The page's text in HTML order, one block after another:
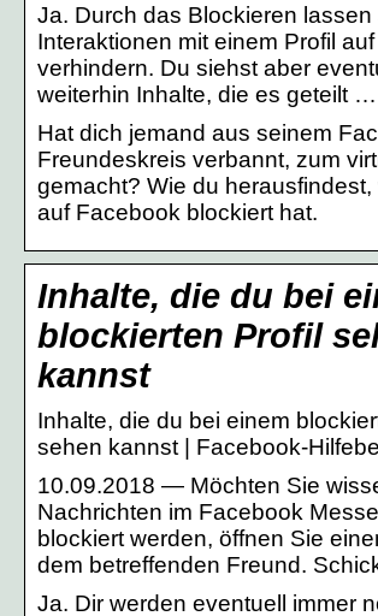
Ja. Durch das Blockieren lassen
Interaktionen mit einem Profil
verhindern. Du siehst aber
weiterhin Inhalte, die es geteilt …
Hat dich jemand aus seinem
Freundeskreis verbannt, zum
gemacht? Wie du herausfindest,
auf Facebook blockiert hat.
Inhalte, die du bei
blockierten Profil
kannst
Inhalte, die du bei einem
sehen kannst | Facebook-
10.09.2018 — Möchten Sie
Nachrichten im Facebook
blockiert werden, öffnen Sie
dem betreffenden Freund.
Ja. Dir werden eventuell immer